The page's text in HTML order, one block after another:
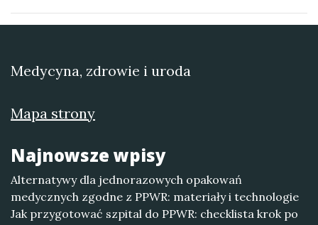
Medycyna, zdrowie i uroda
Mapa strony
Najnowsze wpisy
Alternatywy dla jednorazowych opakowań
medycznych zgodne z PPWR: materiały i technologie
Jak przygotować szpital do PPWR: checklista krok po